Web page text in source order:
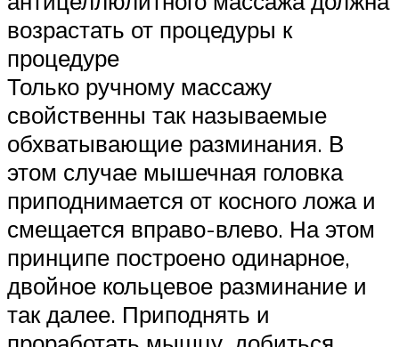
возрастать от процедуры к
процедуре
Только ручному массажу
свойственны так называемые
обхватывающие разминания. В
этом случае мышечная головка
приподнимается от косного ложа и
смещается вправо-влево. На этом
принципе построено одинарное,
двойное кольцевое разминание и
так далее. Приподнять и